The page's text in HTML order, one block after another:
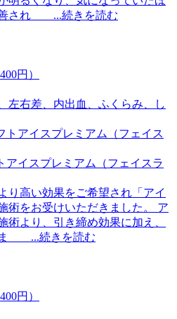
善され ...続きを読む
円）
左右差、内出血、ふくらみ、し
アイスプレミアム（フェイスラ
り高い効果をご希望され「アイ
術をお受けいただきました。 ア
術より、引き締め効果に加え、
ま ...続きを読む
円）